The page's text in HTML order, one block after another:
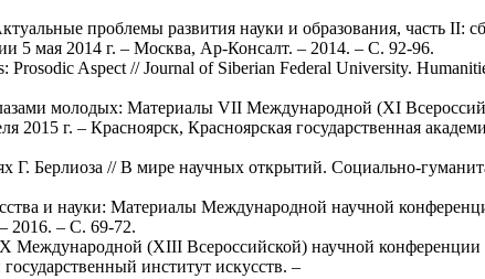
проблемы развития науки и образования, часть II:
5 мая 2014 г. – Москва, Ар-Консалт. – 2014. – С. 92-96.
Aspect // Journal of Siberian Federal University.
молодых: Материалы VII Международной (XI
г. – Красноярск, Красноярская государственная
Берлиоза // В мире научных открытий. Социально-
и науки: Материалы Международной научной
2016. – С. 69-72.
(XIII Всероссийской) научной конференции
институт искусств. –